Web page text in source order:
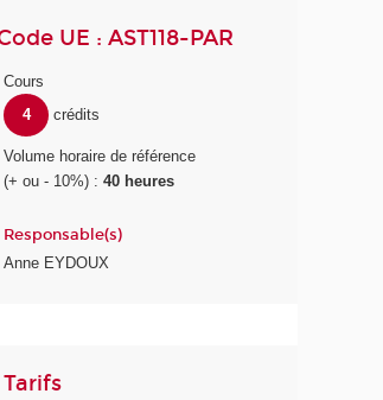
UE : AST118-PAR
Cours
4
crédits
Volume horaire de référence
(+ ou - 10%) :40 heures
Responsable(s)
Anne EYDOUX
Tarifs